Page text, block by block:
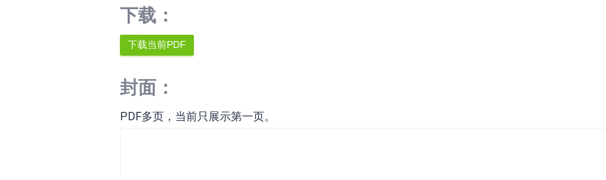
下载：
封面：
PDF多页，当前只展示第一页。